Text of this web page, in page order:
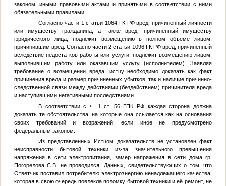
законом, иными правовыми актами и принятыми в соответствии с ними
обязательными правилами.
Согласно части 1 статьи 1064 ГК РФ вред, причиненный личности
или имуществу гражданина, а также вред, причиненный имуществу
юридического лица, подлежит возмещению в полном объеме лицом,
причинившим вред. Согласно части 2 статьи 1096 ГК РФ вред, причиненный
вследствие недостатков работы или услуги, подлежит возмещению лицом,
выполнившим работу или оказавшим услугу (исполнителем). Заявляя
требование о возмещении вреда, истцу необходимо доказать как факт
причинения вреда и размер причиненных убытков, так и наличие причинно-
следственной связи между действиями (бездействием) причинителя вреда
и наступившими негативными последствиями.
В соответствии с ч. 1 ст. 56 ГПК РФ каждая сторона должна
доказать те обстоятельства, на которые она ссылается как на основания
своих требований и возражений, если иное не предусмотрено
федеральным законом.
Из представленных Истцом доказательств не установлен факт
неисправности бытовой техники из-за значительного превышения
напряжения в сети электропитания, замер напряжения в сети дома гр.
Погорелова С.В. не проводился. Данных, свидетельствующих о том, что
Ответчик поставил потребителю электроэнергию ненадлежащего качества,
которая в свою очередь повлекла поломку бытовой техники и её ремонт, не